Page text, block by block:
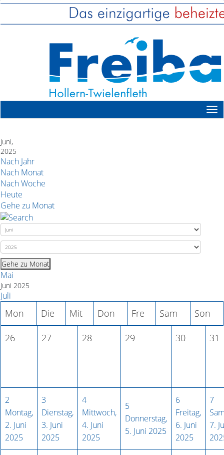
Juni,
2025
Nach Jahr
Nach Monat
Nach Woche
Heute
Gehe zu Monat
Gehe zu Monat
Mai
Juni 2025
Juli
Mon Die Mit Don Fre Sam Son
26 27 28 29 30 31
2
Montag,
2. Juni
2025
3
Dienstag,
3. Juni
2025
4
Mittwoch,
4. Juni
2025
5
Donnerstag,
5. Juni 2025
6
Freitag,
6. Juni
2025
7
7.